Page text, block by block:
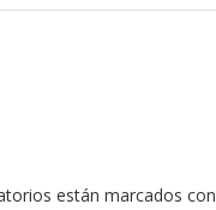
están marcados con